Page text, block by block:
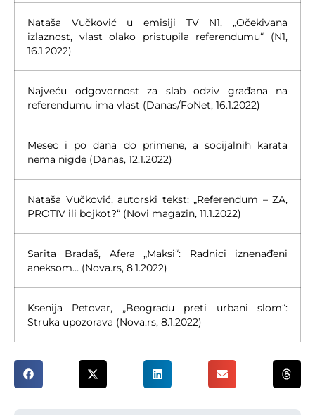
Nataša Vučković u emisiji TV N1, „Očekivana
izlaznost, vlast olako pristupila referendumu“ (N1,
16.1.2022)
Najveću odgovornost za slab odziv građana na
referendumu ima vlast (Danas/FoNet, 16.1.2022)
Mesec i po dana do primene, a socijalnih karata
nema nigde (Danas, 12.1.2022)
Nataša Vučković, autorski tekst: „Referendum – ZA,
PROTIV ili bojkot?“ (Novi magazin, 11.1.2022)
Sarita Bradaš, Afera „Maksi“: Radnici iznenađeni
aneksom… (Nova.rs, 8.1.2022)
Ksenija Petovar, „Beogradu preti urbani slom“:
Struka upozorava (Nova.rs, 8.1.2022)